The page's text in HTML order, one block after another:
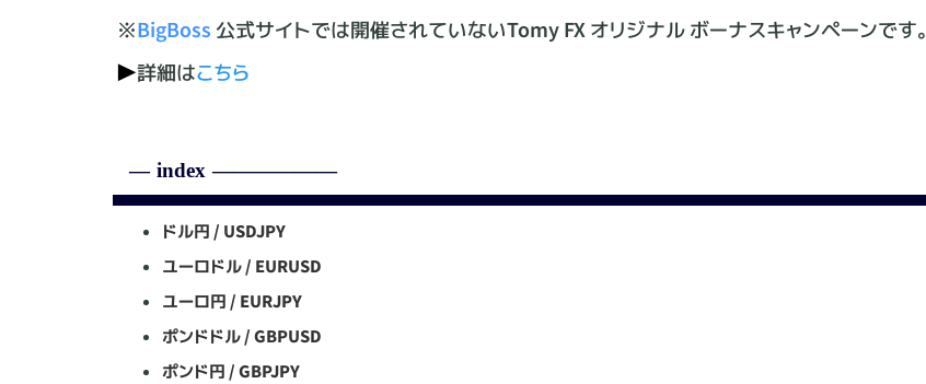
※BigBoss公式サイトでは開催されていないTomy FX オリジナル ボーナスキャンペーンです。
▶詳細はこちら
ドル円 / USDJPY
ユーロドル / EURUSD
ユーロ円 / EURJPY
ポンドドル / GBPUSD
ポンド円 / GBPJPY